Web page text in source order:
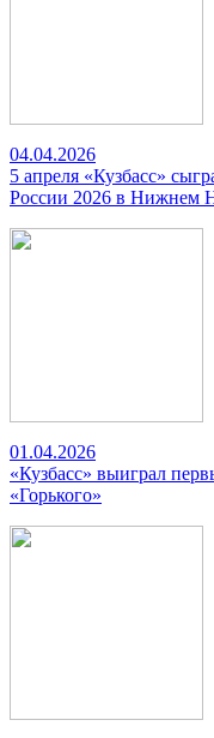
04.04.2026
5 апреля «Кузбасс»
России 2026 в Нижнем
01.04.2026
«Кузбасс» выиграл
«Горького»